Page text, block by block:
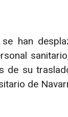
han
de su
de